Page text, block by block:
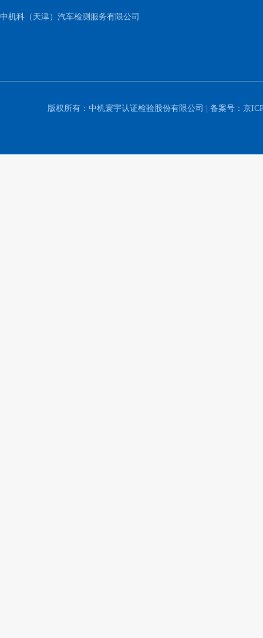
中机科（天津）汽车检测服务有限公司
版权所有：中机寰宇认证检验股份有限公司 | 备案号： 京